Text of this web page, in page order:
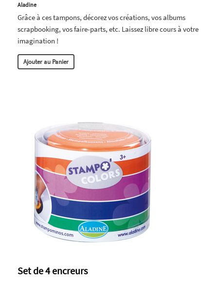
Aladine
Grâce à ces tampons, décorez vos créations, vos albums
scrapbooking, vos faire-parts, etc. Laissez libre cours à votre
imagination !
Ajouter au Panier
Set de 4 encreurs